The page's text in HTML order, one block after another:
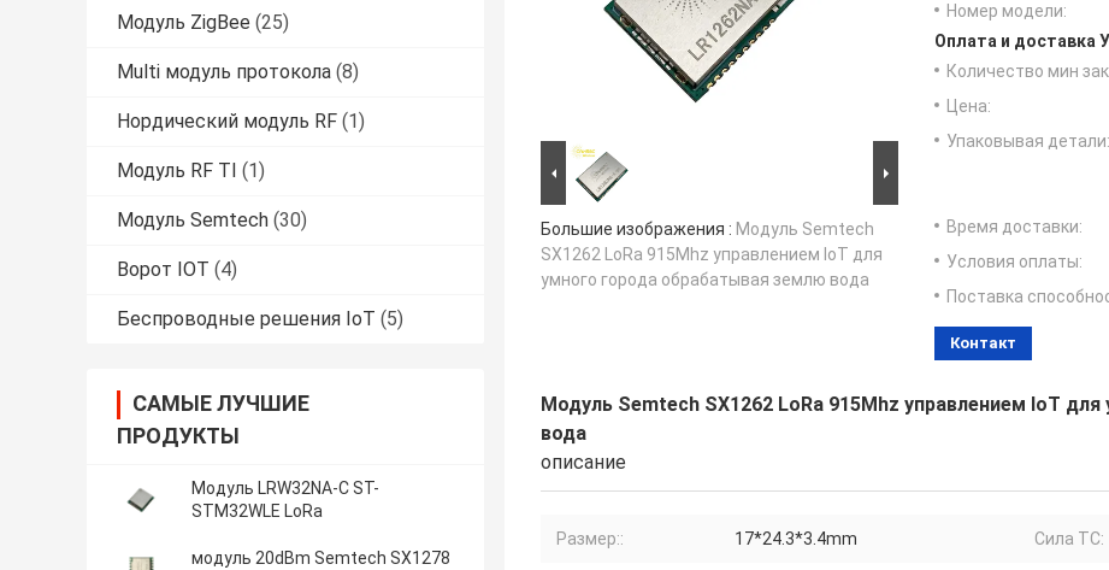
Модуль ZigBee (25)
Multi модуль протокола (8)
Нордический модуль RF (1)
Модуль RF TI (1)
Модуль Semtech (30)
Ворот IOT (4)
Беспроводные решения IoT (5)
САМЫЕ ЛУЧШИЕ
ПРОДУКТЫ
Модуль LRW32NA-C ST-
STM32WLE LoRa
модуль 20dBm Semtech SX1278
Большие изображения : Модуль Semtech
SX1262 LoRa 915Mhz управлением IoT для
умного города обрабатывая землю вода
Номер модели:
Оплата и доставка
Количество мин
Цена:
Упаковывая детали:
Время доставки:
Условия оплаты:
Поставка
Контакт
Модуль Semtech SX1262 LoRa 915Mhz управлением IoT
вода
описание
Размер:: 17*24.3*3.4mm Сила ТС: